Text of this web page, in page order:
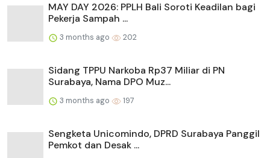
MAY DAY 2026: PPLH Bali Soroti Keadilan bagi
Pekerja Sampah ...
3 months ago 202
Sidang TPPU Narkoba Rp37 Miliar di PN
Surabaya, Nama DPO Muz...
3 months ago 197
Sengketa Unicomindo, DPRD Surabaya Panggil
Pemkot dan Desak ...